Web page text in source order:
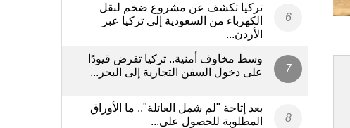
تركيا تكشف عن مشروع ضخم لنقل
الكهرباء من السعودية إلى تركيا عبر
الأردن...
وسط مخاوف أمنية.. تركيا تفرض قيودًا
على دخول السفن التجارية إلى البحر...
بعد إتاحة "لم شمل العائلة".. ما الأوراق
المطلوبة للحصول على...